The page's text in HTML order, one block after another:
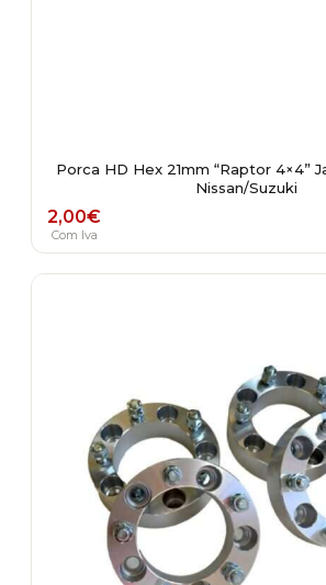
Porca HD Hex 21mm “Raptor 4×4”
Nissan/Suzuki
2,00€
Com Iva